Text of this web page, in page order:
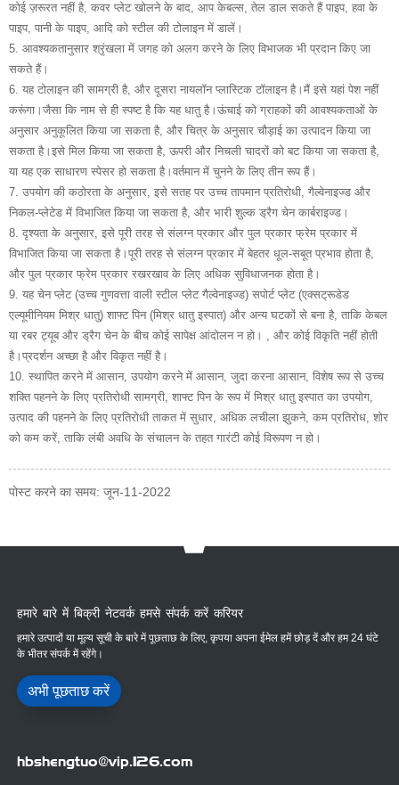
कोई ज़रूरत नहीं है, कवर प्लेट खोलने के बाद, आप केबल्स, तेल डाल सकते हैं पाइप, हवा के
पाइप, पानी के पाइप, आदि को स्टील की टोलाइन में डालें।
5. आवश्यकतानुसार श्रृंखला में जगह को अलग करने के लिए विभाजक भी प्रदान किए जा
सकते हैं।
6. यह टोलाइन की सामग्री है, और दूसरा नायलॉन प्लास्टिक टॉलाइन है।मैं इसे यहां पेश नहीं
करूंगा।जैसा कि नाम से ही स्पष्ट है कि यह धातु है।ऊंचाई को ग्राहकों की आवश्यकताओं के
अनुसार अनुकूलित किया जा सकता है, और चित्र के अनुसार चौड़ाई का उत्पादन किया जा
सकता है।इसे मिल किया जा सकता है, ऊपरी और निचली चादरों को बट किया जा सकता है,
या यह एक साधारण स्पेसर हो सकता है।वर्तमान में चुनने के लिए तीन रूप हैं।
7. उपयोग की कठोरता के अनुसार, इसे सतह पर उच्च तापमान प्रतिरोधी, गैल्वेनाइज्ड और
निकल-प्लेटेड में विभाजित किया जा सकता है, और भारी शुल्क ड्रैग चेन कार्बराइज्ड।
8. दृश्यता के अनुसार, इसे पूरी तरह से संलग्न प्रकार और पुल प्रकार फ्रेम प्रकार में
विभाजित किया जा सकता है।पूरी तरह से संलग्न प्रकार में बेहतर धूल-सबूत प्रभाव होता है,
और पुल प्रकार फ्रेम प्रकार रखरखाव के लिए अधिक सुविधाजनक होता है।
9. यह चेन प्लेट (उच्च गुणवत्ता वाली स्टील प्लेट गैल्वेनाइज्ड) सपोर्ट प्लेट (एक्सट्रूडेड
एल्यूमीनियम मिश्र धातु) शाफ्ट पिन (मिश्र धातु इस्पात) और अन्य घटकों से बना है, ताकि केबल
या रबर ट्यूब और ड्रैग चेन के बीच कोई सापेक्ष आंदोलन न हो। , और कोई विकृति नहीं होती
है।प्रदर्शन अच्छा है और विकृत नहीं है।
10. स्थापित करने में आसान, उपयोग करने में आसान, जुदा करना आसान, विशेष रूप से उच्च
शक्ति पहनने के लिए प्रतिरोधी सामग्री, शाफ्ट पिन के रूप में मिश्र धातु इस्पात का उपयोग,
उत्पाद की पहनने के लिए प्रतिरोधी ताकत में सुधार, अधिक लचीला झुकने, कम प्रतिरोध, शोर
को कम करें, ताकि लंबी अवधि के संचालन के तहत गारंटी कोई विरूपण न हो।
पोस्ट करने का समय: जून-11-2022
हमारे बारे में बिक्री नेटवर्क हमसे संपर्क करें करियर
हमारे उत्पादों या मूल्य सूची के बारे में पूछताछ के लिए, कृपया अपना ईमेल हमें छोड़ दें और हम 24 घंटे
के भीतर संपर्क में रहेंगे।
अभी पूछताछ करें
hbshengtuo@vip.126.com